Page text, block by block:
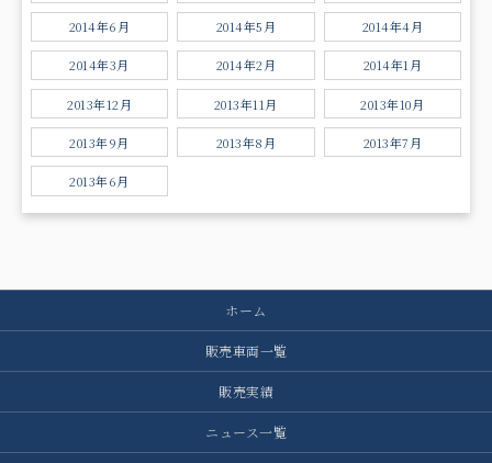
2014年6月 2014年5月 2014年4月
2014年3月 2014年2月 2014年1月
2013年12月 2013年11月 2013年10月
2013年9月 2013年8月 2013年7月
2013年6月
ホーム
販売車両一覧
販売実績
ニュース一覧